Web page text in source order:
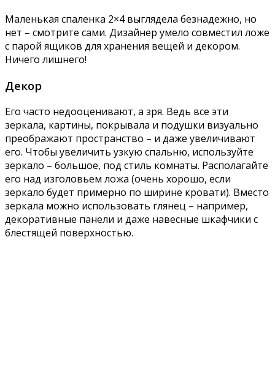
Маленькая спаленка 2×4 выглядела безнадежно, но
нет – смотрите сами. Дизайнер умело совместил ложе
с парой ящиков для хранения вещей и декором.
Ничего лишнего!
Декор
Его часто недооценивают, а зря. Ведь все эти
зеркала, картины, покрывала и подушки визуально
преображают пространство – и даже увеличивают
его. Чтобы увеличить узкую спальню, используйте
зеркало – большое, под стиль комнаты. Располагайте
его над изголовьем ложа (очень хорошо, если
зеркало будет примерно по ширине кровати). Вместо
зеркала можно использовать глянец – например,
декоративные панели и даже навесные шкафчики с
блестящей поверхностью.